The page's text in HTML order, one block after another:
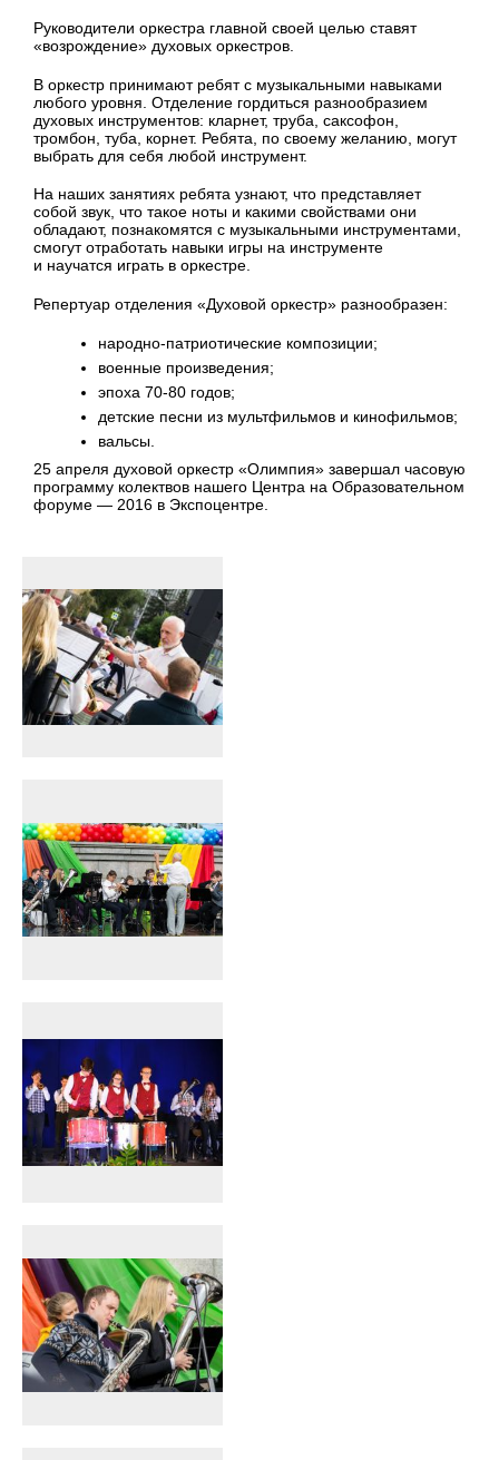
Руководители оркестра главной своей целью ставят
«возрождение» духовых оркестров.
В оркестр принимают ребят с музыкальными навыками
любого уровня. Отделение гордиться разнообразием
духовых инструментов: кларнет, труба, саксофон,
тромбон, туба, корнет. Ребята, по своему желанию, могут
выбрать для себя любой инструмент.
На наших занятиях ребята узнают, что представляет
собой звук, что такое ноты и какими свойствами они
обладают, познакомятся с музыкальными инструментами,
смогут отработать навыки игры на инструменте
и научатся играть в оркестре.
Репертуар отделения «Духовой оркестр» разнообразен:
народно-патриотические композиции;
военные произведения;
эпоха 70-80 годов;
детские песни из мультфильмов и кинофильмов;
вальсы.
25 апреля духовой оркестр «Олимпия» завершал часовую
программу колектвов нашего Центра на Образовательном
форуме — 2016 в Экспоцентре.